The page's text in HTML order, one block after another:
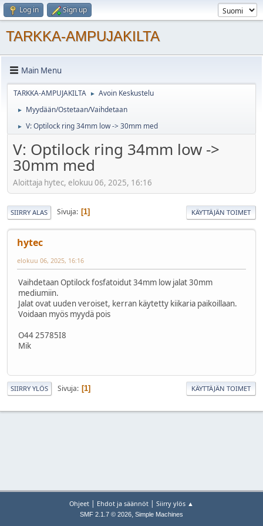
Log in Sign up
TARKKA-AMPUJAKILTA
Main Menu
TARKKA-AMPUJAKILTA ► Avoin Keskustelu
► Myydään/Ostetaan/Vaihdetaan
► V: Optilock ring 34mm low -> 30mm med
V: Optilock ring 34mm low ->
30mm med
Aloittaja hytec, elokuu 06, 2025, 16:16
SIIRRY ALAS Sivuja 1 KÄYTTÄJÄN TOIMET
hytec
elokuu 06, 2025, 16:16
Vaihdetaan Optilock fosfatoidut 34mm low jalat 30mm
mediumiin.
Jalat ovat uuden veroiset, kerran käytetty kiikaria paikoillaan.
Voidaan myös myydä pois
O44 25785I8
Mik
SIIRRY YLÖS Sivuja 1 KÄYTTÄJÄN TOIMET
Ohjeet | Ehdot ja säännöt | Siirry ylös ▲
SMF 2.1.7 © 2026, Simple Machines